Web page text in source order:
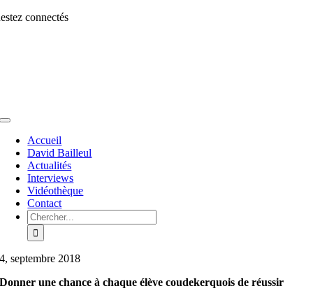
Allerconnectés
Toggle
NavigationAccueil
David Bailleul
Actualités
Interviews
Vidéothèque
Contact
Rechercher:
4, septembre 2018
Donner une chance à chaque élève coudekerquois de réussir